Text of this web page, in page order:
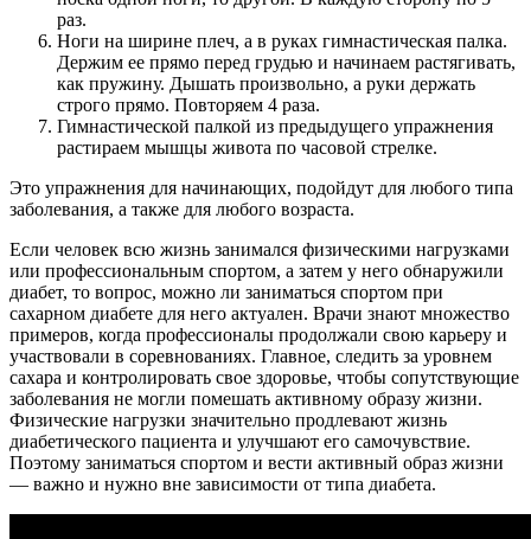
раз.
Ноги на ширине плеч, а в руках гимнастическая палка.
Держим ее прямо перед грудью и начинаем растягивать,
как пружину. Дышать произвольно, а руки держать
строго прямо. Повторяем 4 раза.
Гимнастической палкой из предыдущего упражнения
растираем мышцы живота по часовой стрелке.
Это упражнения для начинающих, подойдут для любого типа
заболевания, а также для любого возраста.
Если человек всю жизнь занимался физическими нагрузками
или профессиональным спортом, а затем у него обнаружили
диабет, то вопрос, можно ли заниматься спортом при
сахарном диабете для него актуален. Врачи знают множество
примеров, когда профессионалы продолжали свою карьеру и
участвовали в соревнованиях. Главное, следить за уровнем
сахара и контролировать свое здоровье, чтобы сопутствующие
заболевания не могли помешать активному образу жизни.
Физические нагрузки значительно продлевают жизнь
диабетического пациента и улучшают его самочувствие.
Поэтому заниматься спортом и вести активный образ жизни
— важно и нужно вне зависимости от типа диабета.